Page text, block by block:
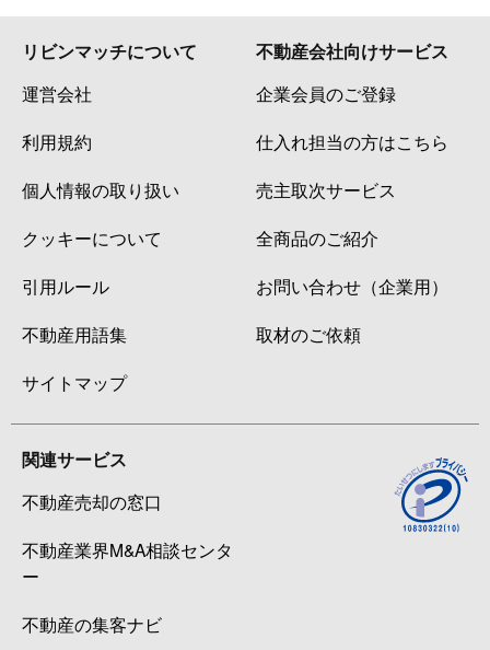
リビンマッチについて
運営会社
利用規約
個人情報の取り扱い
クッキーについて
引用ルール
不動産用語集
サイトマップ
不動産会社向けサービス
企業会員のご登録
仕入れ担当の方はこちら
売主取次サービス
全商品のご紹介
お問い合わせ（企業用）
取材のご依頼
関連サービス
不動産売却の窓口
不動産業界M&A相談センタ
ー
不動産の集客ナビ